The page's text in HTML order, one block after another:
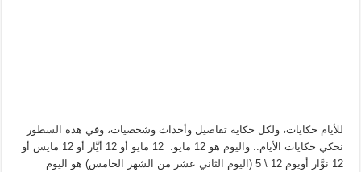
عوالم منصورة عز الدين.. حين يصبح الزمن بطل الرواية
الطعام في الحضارة الإسلامية.. تاريخ يُقرأ بالنكهات
للأيام حكايات، ولكل حكاية تفاصيل وأحداث وشخصيات، وفي هذه السطور
نحكي حكايات الأيام.. واليوم هو 12 مايو. 12 مايو أو 12 أيَّار أو 12 مايس أو
12 نوَّار أويوم 12 \ 5 (اليوم الثاني عشر من الشهر الخامس) هو اليوم